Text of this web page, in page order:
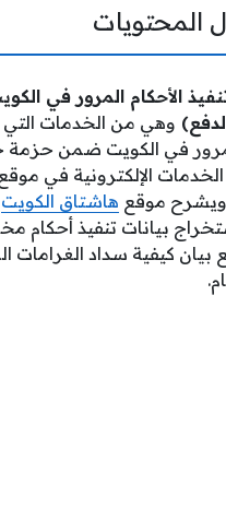
المحتويات
الأحكام المرور في
وهي من الخدمات التي
في الكويت ضمن حزمة
الخدمات الإلكترونية في
ويشرح موقع هاشتاق الكويت
بيانات تنفيذ أحكام
بيان كيفية سداد الغرامات